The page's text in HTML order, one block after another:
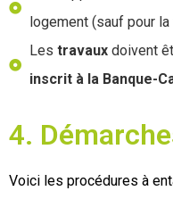
logement (sauf pour la
Les travaux doivent
inscrit à la Banque-
4.
Voici les procédures à